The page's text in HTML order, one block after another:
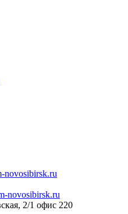
novosibirsk.ru
novosibirsk.ru
2/1 офис 220